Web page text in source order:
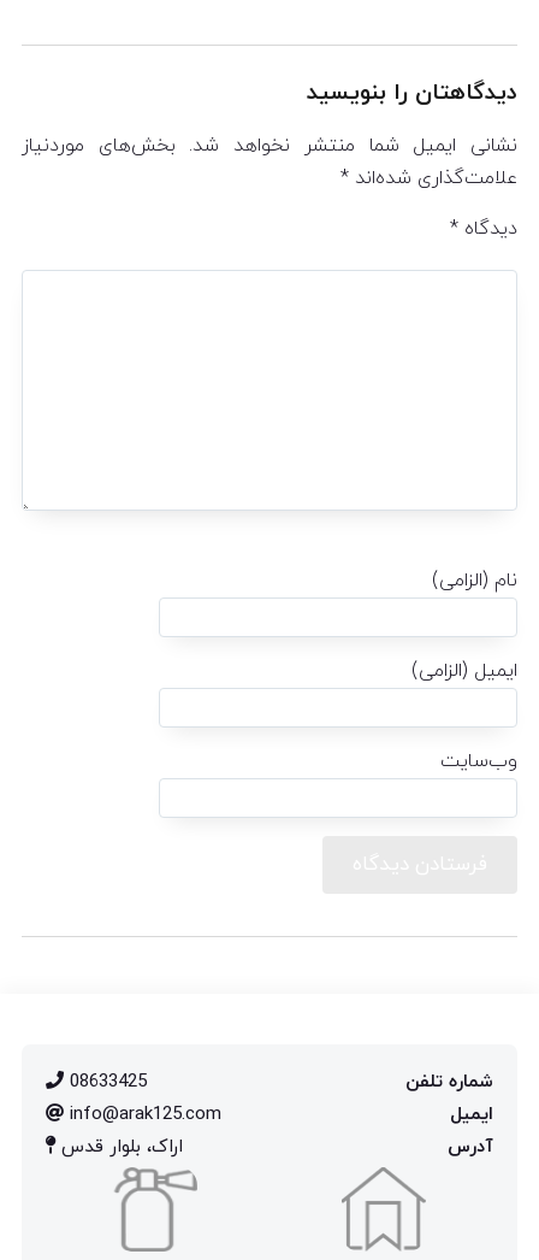
دیدگاهتان را بنویسید
نشانی ایمیل شما منتشر نخواهد شد. بخش‌های موردنیاز
علامت‌گذاری شده‌اند *
دیدگاه *
نام (الزامی)
ایمیل (الزامی)
وب‌سایت
شماره تلفن
08633425
ایمیل
info@arak125.com
آدرس
اراک، بلوار قدس